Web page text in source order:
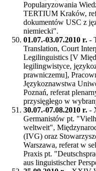
Popularyzowania
TERTIUM Kraków,
dokumentów USC z
niemiecki".
01.07.-03.07.2010 r. -
Translation, Court
Legilinguistics [V
legilingwistyce,
prawniczemu],
Językoznawstwa
Poznań, referat
przysięgłego w
30.07.-07.08.2010 r. -
Germanistów pt.
weltweit",
(IVG) oraz
Warszawa, referat w
Praxis pt.
aus linguistischer